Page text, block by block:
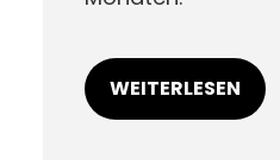
WEITERLESEN